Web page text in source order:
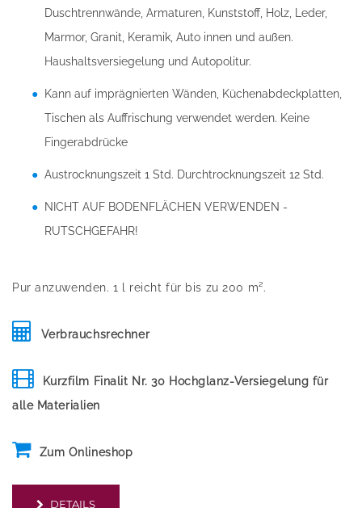
Duschtrennwände, Armaturen, Kunststoff, Holz, Leder,
Marmor, Granit, Keramik, Auto innen und außen.
Haushaltsversiegelung und Autopolitur.
Kann auf imprägnierten Wänden, Küchenabdeckplatten,
Tischen als Auffrischung verwendet werden. Keine
Fingerabdrücke
Austrocknungszeit 1 Std. Durchtrocknungszeit 12 Std.
NICHT AUF BODENFLÄCHEN VERWENDEN -
RUTSCHGEFAHR!
Pur anzuwenden. 1 l reicht für bis zu 200 m².
Verbrauchsrechner
Kurzfilm Finalit Nr. 30 Hochglanz-Versiegelung für
alle Materialien
Zum Onlineshop
DETAILS